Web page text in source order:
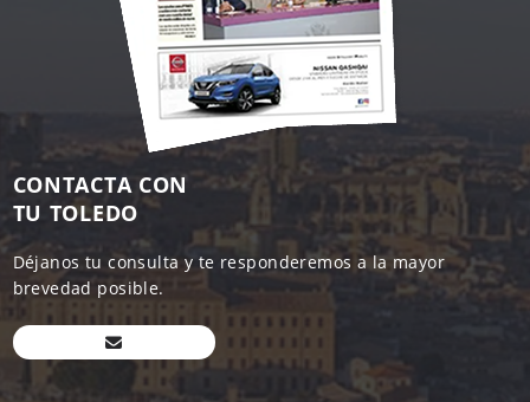
CONTACTA CON
TU TOLEDO
Déjanos tu consulta y te responderemos a la mayor
brevedad posible.